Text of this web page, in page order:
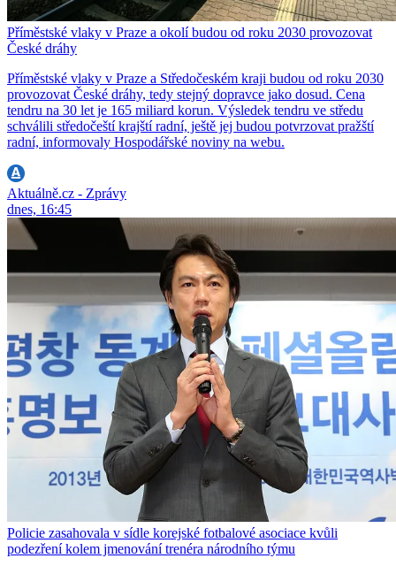
Příměstské vlaky v Praze a okolí budou od roku 2030 provozovat
České dráhy
Příměstské vlaky v Praze a Středočeském kraji budou od roku 2030
provozovat České dráhy, tedy stejný dopravce jako dosud. Cena
tendru na 30 let je 165 miliard korun. Výsledek tendru ve středu
schválili středočeští krajští radní, ještě jej budou potvrzovat pražští
radní, informovaly Hospodářské noviny na webu.
Aktuálně.cz - Zprávy
dnes, 16:45
Policie zasahovala v sídle korejské fotbalové asociace kvůli
podezření kolem jmenování trenéra národního týmu